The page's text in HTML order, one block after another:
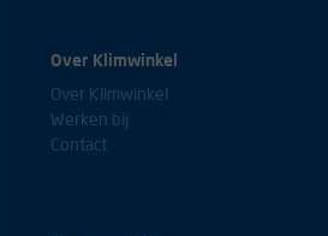
Over Klimwinkel
Over Klimwinkel
Werken bij
Contact